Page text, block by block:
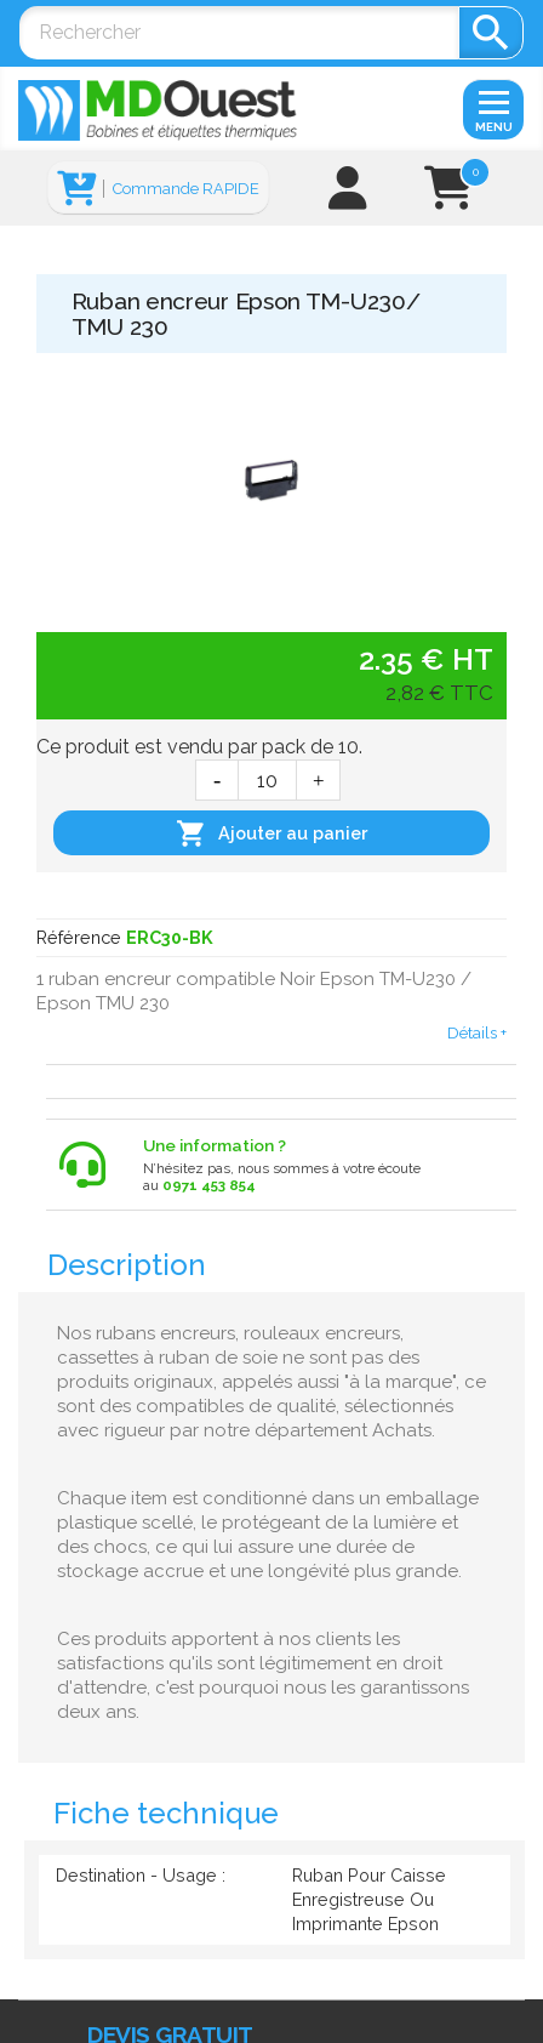

0
Commande RAPIDE
MENU
Ruban encreur Epson TM-U230/
TMU 230
Référence ERC30-BK
1 ruban encreur compatible Noir Epson TM-U230 /
Epson TMU 230
Détails +
Une information ?
N’hésitez pas, nous sommes à votre écoute
au 0971 453 854
2.35 € HT
2,82 € TTC
Ce produit est vendu par pack de 10.
 Ajouter au panier
Description
Nos rubans encreurs, rouleaux encreurs,
cassettes à ruban de soie ne sont pas des
produits originaux, appelés aussi "à la marque", ce
sont des compatibles de qualité, sélectionnés
avec rigueur par notre département Achats.
Chaque item est conditionné dans un emballage
plastique scellé, le protégeant de la lumière et
des chocs, ce qui lui assure une durée de
stockage accrue et une longévité plus grande.
Ces produits apportent à nos clients les
satisfactions qu'ils sont légitimement en droit
d'attendre, c'est pourquoi nous les garantissons
deux ans.
Fiche technique
Destination - Usage :
Ruban Pour Caisse
Enregistreuse Ou
Imprimante Epson
DEVIS GRATUIT